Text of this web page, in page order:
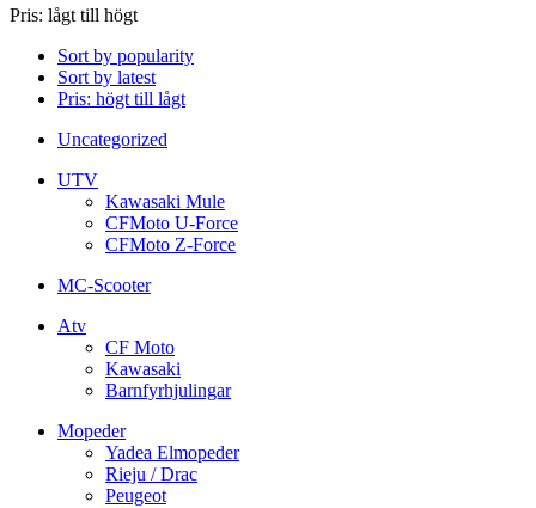
Pris: lågt till högt
Sort by popularity
Sort by latest
Pris: högt till lågt
Uncategorized
UTV
Kawasaki Mule
CFMoto U-Force
CFMoto Z-Force
MC-Scooter
Atv
CF Moto
Kawasaki
Barnfyrhjulingar
Mopeder
Yadea Elmopeder
Rieju / Drac
Peugeot